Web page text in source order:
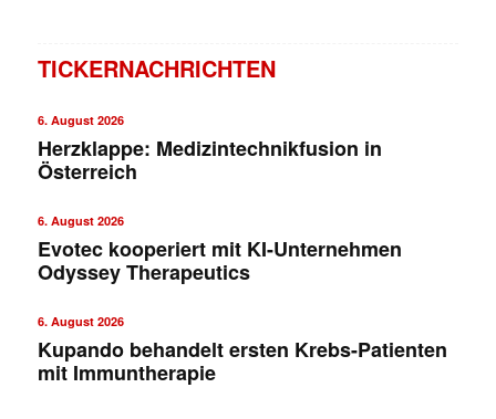
TICKERNACHRICHTEN
6. August 2026
Herzklappe: Medizintechnikfusion in
Österreich
6. August 2026
Evotec kooperiert mit KI-Unternehmen
Odyssey Therapeutics
6. August 2026
Kupando behandelt ersten Krebs-Patienten
mit Immuntherapie